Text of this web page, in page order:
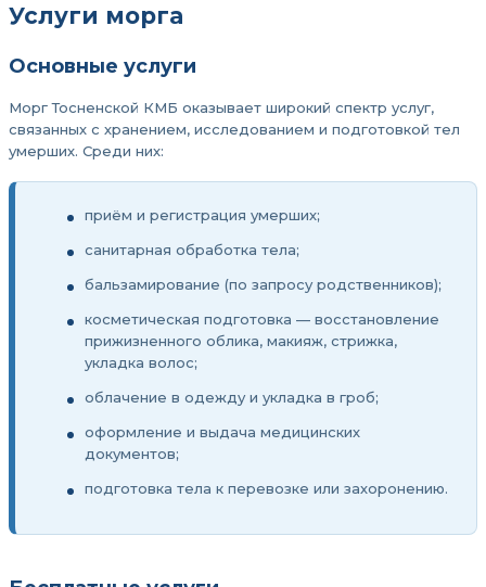
Услуги морга
Основные услуги
Морг Тосненской КМБ оказывает широкий спектр услуг,
связанных с хранением, исследованием и подготовкой тел
умерших. Среди них:
приём и регистрация умерших;
санитарная обработка тела;
бальзамирование (по запросу родственников);
косметическая подготовка — восстановление
прижизненного облика, макияж, стрижка,
укладка волос;
облачение в одежду и укладка в гроб;
оформление и выдача медицинских
документов;
подготовка тела к перевозке или захоронению.